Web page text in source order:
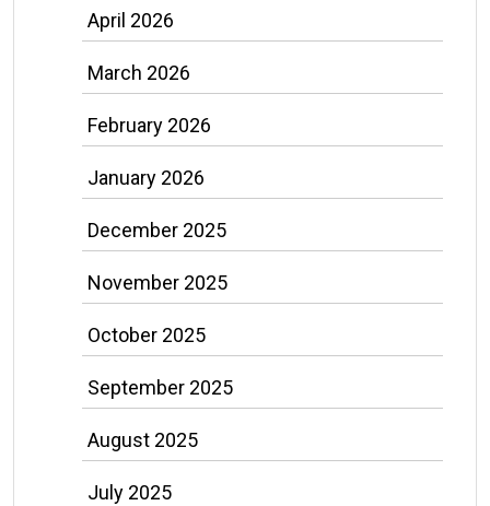
April 2026
March 2026
February 2026
January 2026
December 2025
November 2025
October 2025
September 2025
August 2025
July 2025